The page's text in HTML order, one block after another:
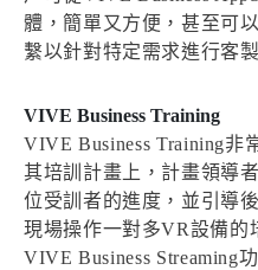
體，簡單又方便，甚至可
繫以針對特定需求進行客製
VIVE Business Training
VIVE Business Training非
其培訓計畫上，計畫領導
位受訓者的進度，並引導
現場操作一對多VR設備的
VIVE Business Streaming